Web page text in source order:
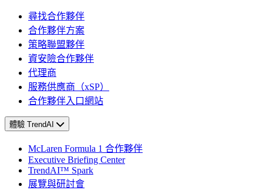
尋找合作夥伴
合作夥伴方案
策略聯盟夥伴
資安險合作夥伴
代理商
服務供應商（xSP）
合作夥伴入口網站
體驗 TrendAI
McLaren Formula 1 合作夥伴
Executive Briefing Center
TrendAI™ Spark
展覽與研討會